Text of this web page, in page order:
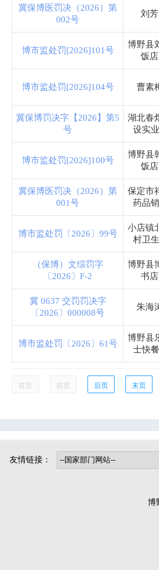
冀保博医罚决（2026）第
002号
刘芳
博市监处罚[2026]101号
博野县
饭店
博市监处罚[2026]104号 曹素
冀保博罚决字【2026】第5
号
湖北春
设实
博市监处罚[2026]100号
博野县
饭店
冀保博医罚决（2026）第
001号
保定市
药品
博市监处罚〔2026〕99号
小店镇
村卫
（保博）文综罚字
〔2026〕F-2
博野县
书店
冀 0637 交罚罚决字
〔2026〕000008号
朱海
博市监处罚〔2026〕61号
博野县
士快
首页 前页 后页 末页